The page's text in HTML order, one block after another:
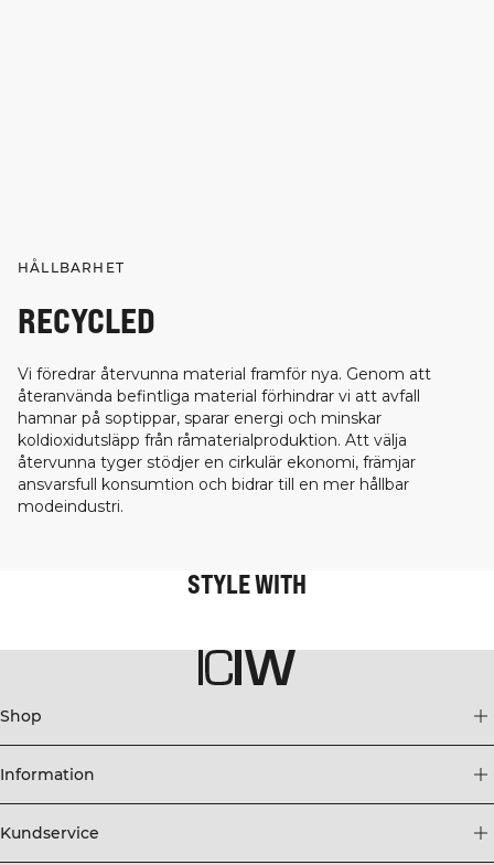
HÅLLBARHET
RECYCLED
Vi föredrar återvunna material framför nya. Genom att
återanvända befintliga material förhindrar vi att avfall
hamnar på soptippar, sparar energi och minskar
koldioxidutsläpp från råmaterialproduktion. Att välja
återvunna tyger stödjer en cirkulär ekonomi, främjar
ansvarsfull konsumtion och bidrar till en mer hållbar
modeindustri.
STYLE WITH
Shop
Information
Kundservice